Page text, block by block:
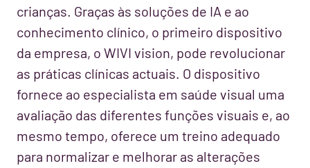
crianças. Graças às soluções de IA e ao
conhecimento clínico, o primeiro dispositivo
da empresa, o WIVI vision, pode revolucionar
as práticas clínicas actuais. O dispositivo
fornece ao especialista em saúde visual uma
avaliação das diferentes funções visuais e, ao
mesmo tempo, oferece um treino adequado
para normalizar e melhorar as alterações